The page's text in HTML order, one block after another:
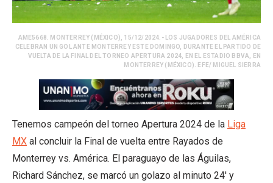
AME5668. MONTERREY (MÉXICO), 15/12/2024.- LOS JUGADORES DEL AMÉRICA
CELEBRAN UN GOL ANTE MONTERREY ESTE DOMINGO, DURANTE EL PARTIDO DE
VUELTA DE LA FINAL DEL TORNEO APERTURA 2024, EN EL ESTADIO BBVA, EN
MONTERREY (MÉXICO). EFE/ MIGUEL SIERRA
Tenemos campeón del torneo Apertura 2024 de la Liga
MX al concluir la Final de vuelta entre Rayados de
Monterrey vs. América. El paraguayo de las Águilas,
Richard Sánchez, se marcó un golazo al minuto 24′ y